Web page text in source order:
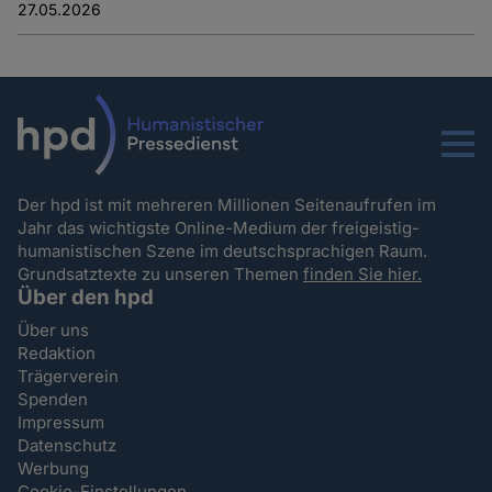
27.05.2026
Menu
Der hpd ist mit mehreren Millionen Seitenaufrufen im
Jahr das wichtigste Online-Medium der freigeistig-
humanistischen Szene im deutschsprachigen Raum.
Grundsatztexte zu unseren Themenfinden Sie hier.
Über den hpd
Über uns
Redaktion
Trägerverein
Spenden
Impressum
Datenschutz
Werbung